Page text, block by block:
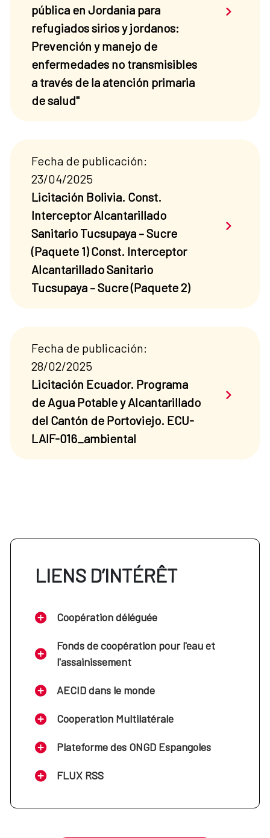
pública en Jordania para
refugiados sirios y jordanos:
Prevención y manejo de
enfermedades no transmisibles
a través de la atención primaria
de salud"
Saber
Fecha de publicación:
23/04/2025
Licitación Bolivia. Const.
Interceptor Alcantarillado
Sanitario Tucsupaya – Sucre
(Paquete 1) Const. Interceptor
Alcantarillado Sanitario
Tucsupaya – Sucre (Paquete 2)
Saber
Fecha de publicación:
28/02/2025
Licitación Ecuador. Programa
de Agua Potable y Alcantarillado
del Cantón de Portoviejo. ECU-
LAIF-016_ambiental
Saber
LIENS D’INTÉRÊT
Coopération déléguée
Fonds de coopération pour l'eau et
l'assainissement
AECID dans le monde
Cooperation Multilatérale
Plateforme des ONGD Espangoles
FLUX RSS